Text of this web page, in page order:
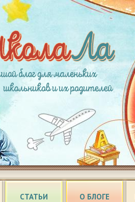
СТАТЬИ О БЛОГЕ